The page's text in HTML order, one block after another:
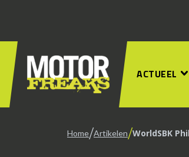
ACTUEEL
Home/Artikelen/WorldSBK